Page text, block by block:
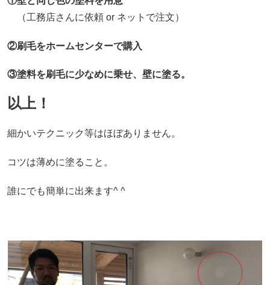
（工務店さんに依頼 or ネットで注文）
②刷毛をホームセンターで購入
③塗料を刷毛に少なめに乗せ、壁に塗る。
以上！
細かいテクニック等はほぼありません。
コツは薄めに塗ること。
誰にでも簡単に出来ます^ ^